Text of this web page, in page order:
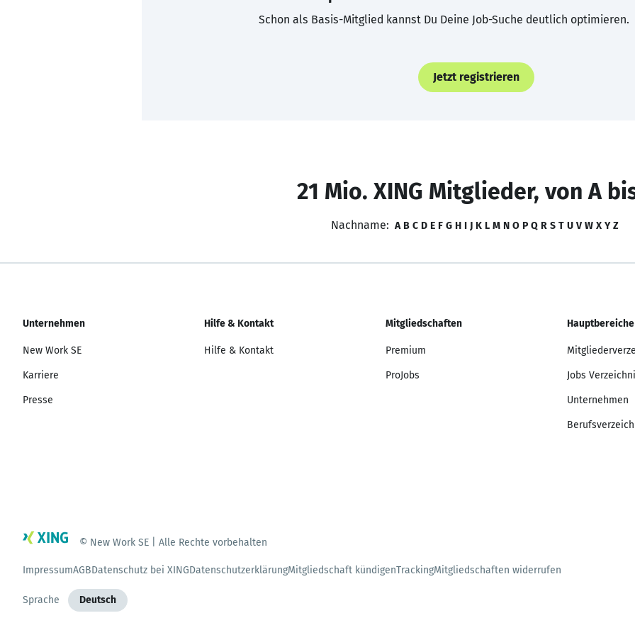
Schon als Basis-Mitglied kannst Du Deine Job-Suche deutlich optimieren.
Jetzt registrieren
21 Mio. XING Mitglieder, von A
Nachname: A B C D E F G H I J K L M N O P Q R S T U V W X Y Z
Unternehmen
New Work SE
Karriere
Presse
Hilfe & Kontakt
Hilfe & Kontakt
Mitgliedschaften
Premium
ProJobs
Hauptbereiche
Jobs
Unternehmen
© New Work SE | Alle Rechte vorbehalten
ImpressumAGBDatenschutz bei XINGDatenschutzerklärungMitgliedschaft kündigenTrackingMitgliedschaften widerrufen
Sprache Deutsch